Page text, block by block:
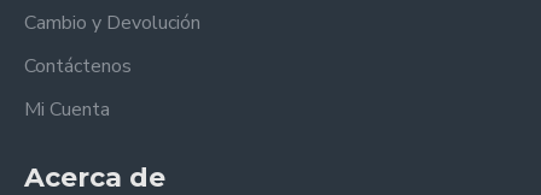
Cambio y Devolución
Contáctenos
Mi Cuenta
Acerca de